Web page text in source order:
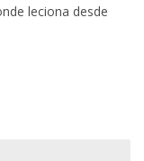
leciona desde